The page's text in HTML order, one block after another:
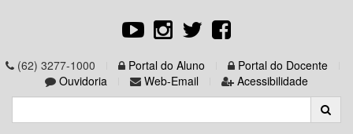
(62) 3277-1000 Portal do Aluno
Portal do Docente
Ouvidoria
Web-Email Acessibilidade